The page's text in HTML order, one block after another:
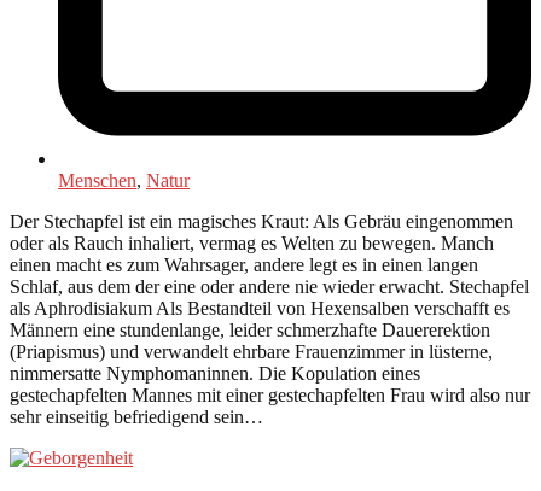
Menschen, Natur
Der Stechapfel ist ein magisches Kraut: Als Gebräu eingenommen
oder als Rauch inhaliert, vermag es Welten zu bewegen. Manch
einen macht es zum Wahrsager, andere legt es in einen langen
Schlaf, aus dem der eine oder andere nie wieder erwacht. Stechapfel
als Aphrodisiakum Als Bestandteil von Hexensalben verschafft es
Männern eine stundenlange, leider schmerzhafte Dauererektion
(Priapismus) und verwandelt ehrbare Frauenzimmer in lüsterne,
nimmersatte Nymphomaninnen. Die Kopulation eines
gestechapfelten Mannes mit einer gestechapfelten Frau wird also nur
sehr einseitig befriedigend sein…